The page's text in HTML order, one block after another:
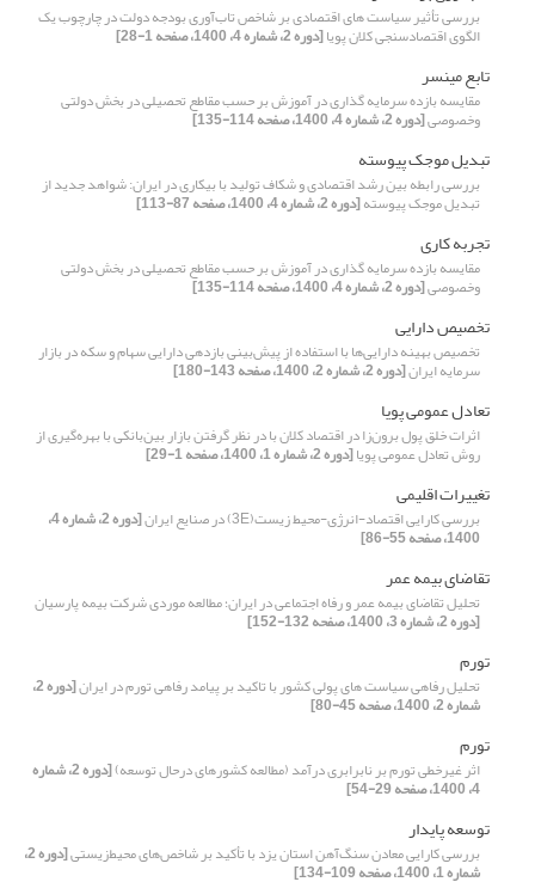
بررسی تأثیر سیاست های اقتصادی بر شاخص تاب‌آوری بودجه دولت در چارچوب یک
الگوی اقتصادسنجی کلان پویا[دوره 2، شماره 4، 1400، صفحه 1-28]
تابع مینسر
مقایسه بازده سرمایه گذاری در آموزش بر حسب مقاطع تحصیلی در بخش دولتی
وخصوصی[دوره 2، شماره 4، 1400، صفحه 114-135]
تبدیل موجک پیوسته
بررسی رابطه بین رشد اقتصادی و شکاف تولید با بیکاری در ایران: شواهد جدید از
تبدیل موجک پیوسته[دوره 2، شماره 4، 1400، صفحه 87-113]
تجربه کاری
مقایسه بازده سرمایه گذاری در آموزش بر حسب مقاطع تحصیلی در بخش دولتی
وخصوصی[دوره 2، شماره 4، 1400، صفحه 114-135]
تخصیص دارایی
تخصیص بهینه دارایی‌ها با استفاده از پیش‌بینی بازدهی دارایی سهام و سکه در بازار
سرمایه ایران[دوره 2، شماره 2، 1400، صفحه 143-180]
تعادل عمومی پویا
اثرات خلق پول برون‌زا در اقتصاد کلان با در نظر گرفتن بازار بین‌بانکی با بهره‌گیری از
روش تعادل عمومی پویا[دوره 2، شماره 1، 1400، صفحه 1-29]
تغییرات اقلیمی
بررسی کارایی اقتصاد-انرژی-محیط زیست(3E) در صنایع ایران [دوره 2، شماره 4،
1400، صفحه 55-86]
تقاضای بیمه عمر
تحلیل تقاضای بیمه عمر و رفاه اجتماعی در ایران؛ مطالعه موردی شرکت بیمه پارسیان
[دوره 2، شماره 3، 1400، صفحه 132-152]
تورم
تحلیل رفاهی سیاست های پولی کشور با تاکید بر پیامد رفاهی تورم در ایران [دوره 2،
شماره 2، 1400، صفحه 45-80]
تورم
اثر غیرخطی تورم بر نابرابری درآمد (مطالعه کشورهای درحال توسعه) [دوره 2، شماره
4، 1400، صفحه 29-54]
توسعه پایدار
بررسی کارایی معادن سنگ‌آهن استان یزد با تأکید بر شاخص‌های محیط‌زیستی [دوره 2،
شماره 1، 1400، صفحه 109-134]